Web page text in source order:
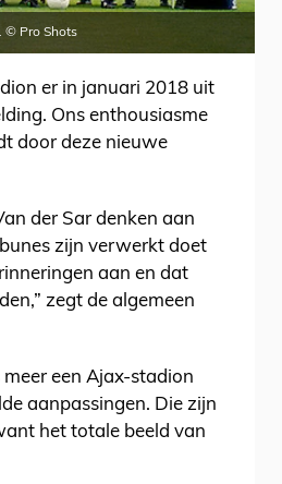
© Pro Shots
er in januari 2018 uit
Ons enthousiasme
door deze nieuwe
der Sar denken aan
zijn verwerkt doet
aan en dat
zegt de algemeen
een Ajax-stadion
aanpassingen. Die zijn
het totale beeld van